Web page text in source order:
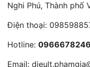
Nghi Phú, Thành phố
Điện thoại:
Hotline: 0966678246
Email: